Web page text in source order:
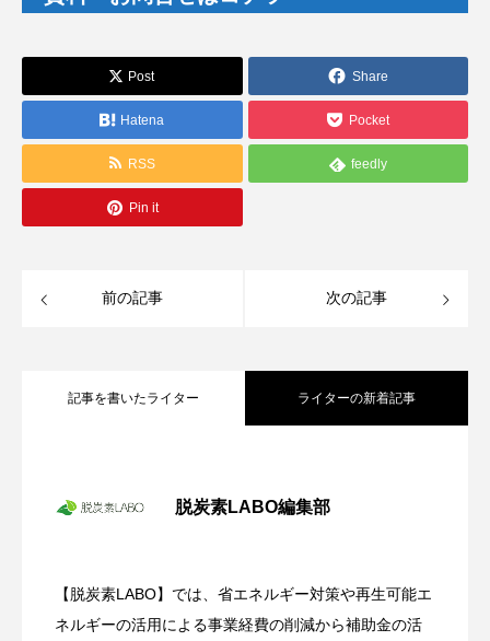
Post Share
Hatena Pocket
RSS feedly
Pin it
前の記事 次の記事
記事を書いたライター ライターの新着記事
脱炭素LABO編集部
【脱炭素LABO】では、省エネルギー対策や再生可能エ
ネルギーの活用による事業経費の削減から補助金の活
2025.11.11
中小企業が知るべき「ペロブスカイト太